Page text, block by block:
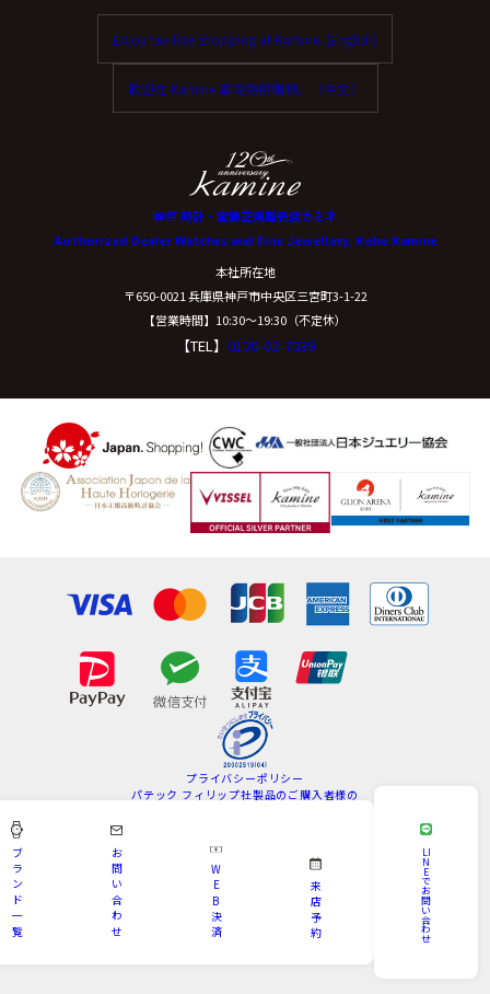
Enjoy tax-free shopping at Kamine. (English)
歡迎在 Kamine 享受免稅購物。（中文）
神戸 時計・宝飾正規販売店カミネ
Authorized Dealer Watches and Fine Jewellery, Kobe Kamine
本社所在地
〒650-0021 兵庫県神戸市中央区三宮町3-1-22
【営業時間】10:30〜19:30（不定休）
【TEL】 0120-02-7039
プライバシーポリシー
パテック フィリップ社製品のご購入者様の
サイトマップ
Copyright © KAMINE All Rights Reserved.
ブ
ラ
ン
ド
一
覧
お
問
い
合
わ
せ
W
E
B
決
済
来
店
予
約
LI
N
E
で
お
問
い
合
わ
せ